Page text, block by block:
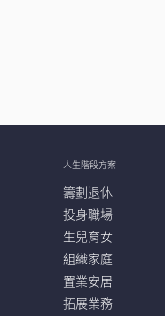
人生階段方案
籌劃退休
投身職場
生兒育女
組織家庭
置業安居
拓展業務